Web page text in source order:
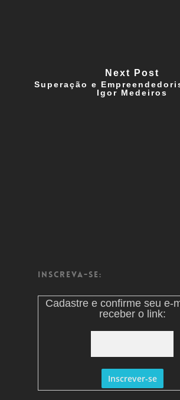
Next Post
Superação e
Igor Medeiros
Inscreva-se:
Cadastre e confirme seu e-
receber o link: